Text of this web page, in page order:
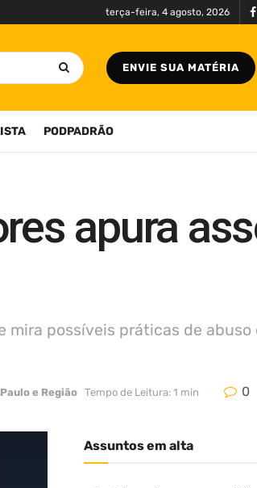
terça-feira, 4 agosto, 2026
ENVIE SUA MATÉRIA
PODPADRÃO
apura
possíveis práticas de abuso
e Região Tempo de Leitura: 1 min 0
Assuntos em alta